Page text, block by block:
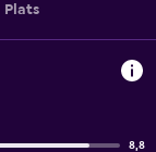
Plats
8,8